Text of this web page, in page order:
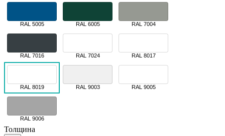
RAL 5005 RAL 6005 RAL 7004
RAL 7016 RAL 7024 RAL 8017
RAL 8019 RAL 9003 RAL 9005
RAL 9006
Толщина